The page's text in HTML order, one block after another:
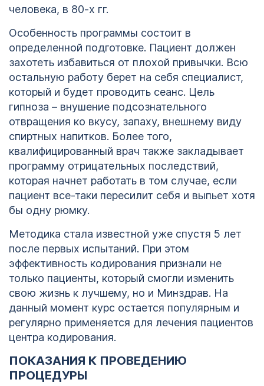
человека, в 80-х гг.
Особенность программы состоит в
определенной подготовке. Пациент должен
захотеть избавиться от плохой привычки. Всю
остальную работу берет на себя специалист,
который и будет проводить сеанс. Цель
гипноза – внушение подсознательного
отвращения ко вкусу, запаху, внешнему виду
спиртных напитков. Более того,
квалифицированный врач также закладывает
программу отрицательных последствий,
которая начнет работать в том случае, если
пациент все-таки пересилит себя и выпьет хотя
бы одну рюмку.
Методика стала известной уже спустя 5 лет
после первых испытаний. При этом
эффективность кодирования признали не
только пациенты, который смогли изменить
свою жизнь к лучшему, но и Минздрав. На
данный момент курс остается популярным и
регулярно применяется для лечения пациентов
центра кодирования.
ПОКАЗАНИЯ К ПРОВЕДЕНИЮ
ПРОЦЕДУРЫ